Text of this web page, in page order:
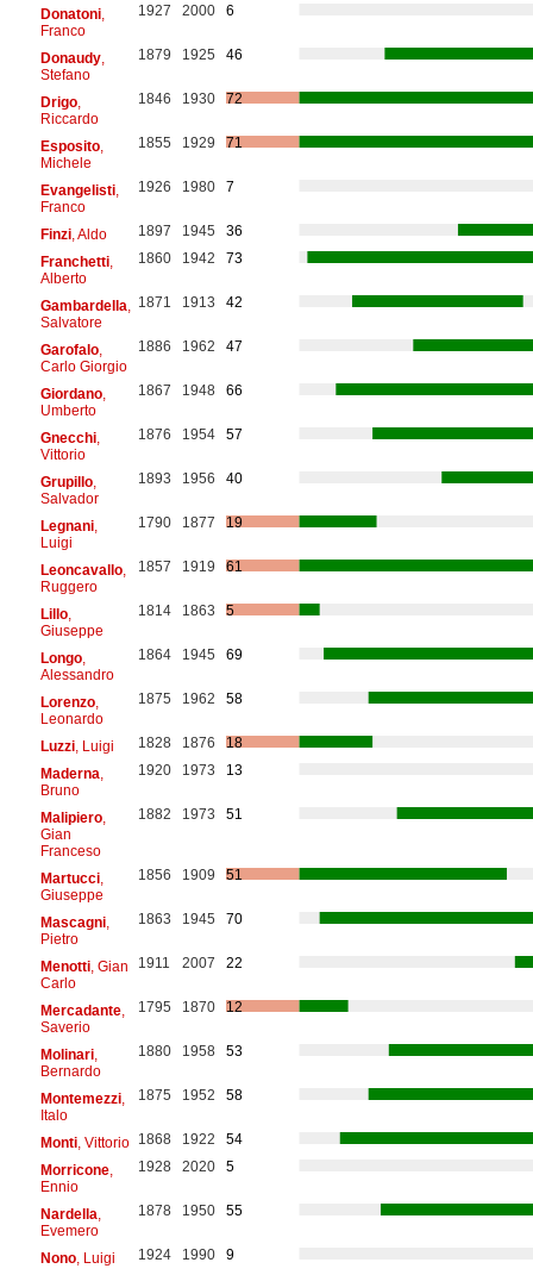
Donatoni,
Franco
1927 2000 6
Donaudy,
Stefano
1879 1925 46
Drigo,
Riccardo
1846 1930 72
Esposito,
Michele
1855 1929 71
Evangelisti,
Franco
1926 1980 7
Finzi, Aldo 1897 1945
36
Franchetti,
Alberto
1860 1942 73
Gambardella
Salvatore
1871 1913 42
Garofalo,
Carlo Giorgio
1886 1962 47
Giordano,
Umberto
1867 1948 66
Gnecchi,
Vittorio
1876 1954 57
Grupillo,
Salvador
1893 1956 40
Legnani,
Luigi
1790 1877 19
Leoncavallo,
Ruggero
1857 1919 61
Lillo,
Giuseppe
1814 1863 5
Longo,
Alessandro
1864 1945 69
Lorenzo,
Leonardo
1875 1962 58
Luzzi, Luigi 1828 1876
18
Maderna
Bruno
1920 1973 13
Malipiero,
Gian
Franceso
1882 1973 51
Martucci,
Giuseppe
1856 1909 51
Mascagni,
Pietro
1863 1945 70
Menotti, Gian
Carlo
1911 2007 22
Mercadante,
Saverio
1795 1870 12
Molinari,
Bernardo
1880 1958 53
Montemezzi,
Italo
1875 1952 58
Monti, Vittorio 1868 1922
54
Morricone,
Ennio
1928 2020 5
Nardella
Evemero
1878 1950 55
Nono, Luigi 1924 1990
9